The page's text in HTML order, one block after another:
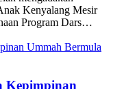
Kenyalang Mesir
Program Dars…
Kepimpinan